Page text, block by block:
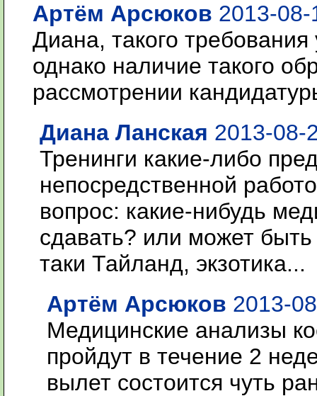
Артём Арсюков 2013-
Диана, такого
однако наличие такого
рассмотрении
Диана Ланская 2013-08-
Тренинги какие-либо
непосредственной
вопрос: какие-нибудь
сдавать? или может быть
таки Тайланд, экзотика...
Артём Арсюков 2013-
Медицинские анализы
пройдут в течение 2
вылет состоится чуть